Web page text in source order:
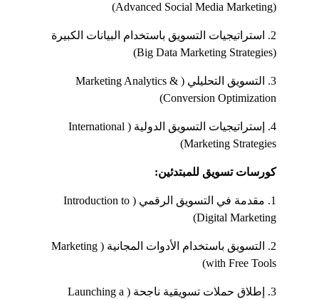
(Advanced Social Media Marketing)
2. استراتيجيات التسويق باستخدام البيانات الكبيرة
(Big Data Marketing Strategies)
3. التسويق التحليلي (Marketing Analytics &
Conversion Optimization)
4. إستراتيجيات التسويق الدولية (International
Marketing Strategies)
كورسات تسويق للمبتدئين:
1. مقدمة في التسويق الرقمي (Introduction to
Digital Marketing)
2. التسويق باستخدام الأدوات المجانية (Marketing
with Free Tools)
3. إطلاق حملات تسويقية ناجحة (Launching a